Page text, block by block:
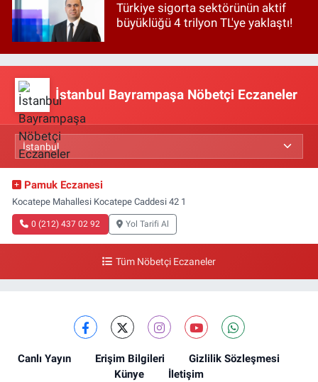
Türkiye sigorta sektörünün aktif
büyüklüğü 4 trilyon TL'ye yaklaştı!
İstanbul Bayrampaşa Nöbetçi Eczaneler
Pamuk Eczanesi
Kocatepe Mahallesi Kocatepe Caddesi 42 1
0 (212) 437 02 92 Yol Tarifi Al
Tüm Nöbetçi Eczaneler
Canlı Yayın Erişim Bilgileri
Gizlilik Sözleşmesi
Künye
İletişim